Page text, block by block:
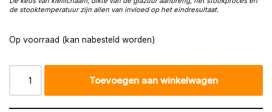
de stooktemperatuur zijn allen van invloed op het eindresultaat.
Op voorraad (kan nabesteld worden)
Toevoegen aan winkelwagen